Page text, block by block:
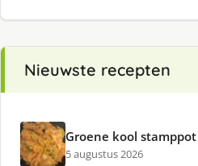
Nieuwste recepten
Groene kool stamppot
5 augustus 2026